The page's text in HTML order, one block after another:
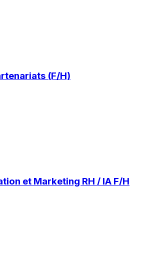
(F/H)
et Marketing RH / IA F/H